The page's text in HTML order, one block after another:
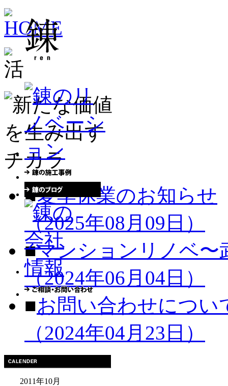
■夏季休業のお知らせ
（2025年08月09日）
■マンションリノベ
（2024年06月04日）
■お問い合わせについ
（2024年04月23日）
2011年10月